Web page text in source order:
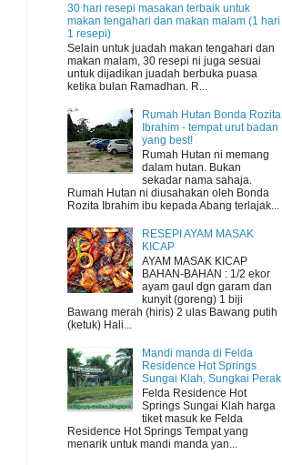
30 hari resepi masakan terbaik untuk
makan tengahari dan makan malam (1 hari
1 resepi)
Selain untuk juadah makan tengahari dan
makan malam, 30 resepi ni juga sesuai
untuk dijadikan juadah berbuka puasa
ketika bulan Ramadhan. R...
Rumah Hutan Bonda Rozita
Ibrahim - tempat urut badan
yang best!
Rumah Hutan ni memang
dalam hutan. Bukan
sekadar nama sahaja.
Rumah Hutan ni diusahakan oleh Bonda
Rozita Ibrahim ibu kepada Abang terlajak...
RESEPI AYAM MASAK
KICAP
AYAM MASAK KICAP
BAHAN-BAHAN : 1/2 ekor
ayam gaul dgn garam dan
kunyit (goreng) 1 biji
Bawang merah (hiris) 2 ulas Bawang putih
(ketuk) Hali...
Mandi manda di Felda
Residence Hot Springs
Sungai Klah, Sungkai Perak
Felda Residence Hot
Springs Sungai Klah harga
tiket masuk ke Felda
Residence Hot Springs Tempat yang
menarik untuk mandi manda yan...